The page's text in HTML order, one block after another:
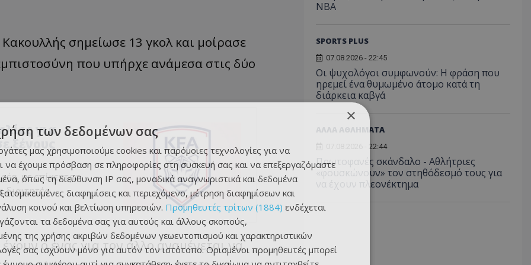
σημείωσε 13 γκολ και μοίρασε
που υπήρχε ανάμεσα στις δύο
για
με επίκεντρο
ο ένας για τον άλλο αναμένεται να
NBA
SPORTS PLUS
07.08.2026 - 22:45
Οι ψυχολόγοι συμφωνούν: Η φράση που
ηρεμεί ένα θυμωμένο άτομο κατά τη
διάρκεια καβγά
ΑΛΛΑ ΑΘΛΗΜΑΤΑ
07.08.2026 - 22:44
Πρωτοφανές σκάνδαλο - Aθλήτριες
«φουσκώνουν» τον στηθόδεσμό τους για
να έχουν πλεονέκτημα
×
των δεδομένων σας
μας χρησιμοποιούμε cookies και παρόμοιες τεχνολογίες για να
να έχουμε πρόσβαση σε πληροφορίες στη συσκευή σας και να επεξεργαζόμαστε
όπως τη διεύθυνση IP σας, μοναδικά αναγνωριστικά και δεδομένα
διαφημίσεις και περιεχόμενο, μέτρηση διαφημίσεων και
κοινού και βελτίωση υπηρεσιών. Προμηθευτές τρίτων (1884) ενδέχεται
τα δεδομένα σας για αυτούς και άλλους σκοπούς,
της χρήσης ακριβών δεδομένων γεωεντοπισμού και χαρακτηριστικών
σας ισχύουν μόνο για αυτόν τον ιστότοπο. Ορισμένοι προμηθευτές μπορεί